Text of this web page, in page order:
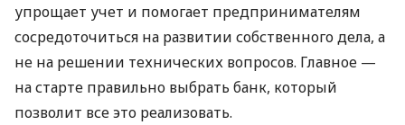
упрощает учет и помогает предпринимателям
сосредоточиться на развитии собственного дела, а
не на решении технических вопросов. Главное —
на старте правильно выбрать банк, который
позволит все это реализовать.